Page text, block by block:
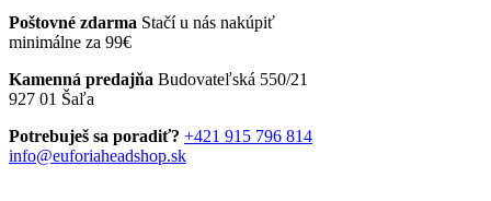
vybrať
na
produktu.
through
94,00 €
má
viacero
Možnosti
vybrať
na
Poštovné zdarma Stačí u nás nakúpiť
minimálne za 99€
Kamenná predajňa Budovateľská 550/21
927 01 Šaľa
Potrebuješ sa poradiť? +421 915 796 814
info@euforiaheadshop.sk